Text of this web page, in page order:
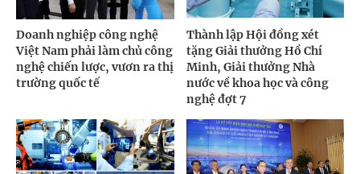
Doanh nghiệp công nghệ
Việt Nam phải làm chủ công
nghệ chiến lược, vươn ra thị
trường quốc tế
Thành lập Hội đồng xét
tặng Giải thưởng Hồ Chí
Minh, Giải thưởng Nhà
nước về khoa học và công
nghệ đợt 7